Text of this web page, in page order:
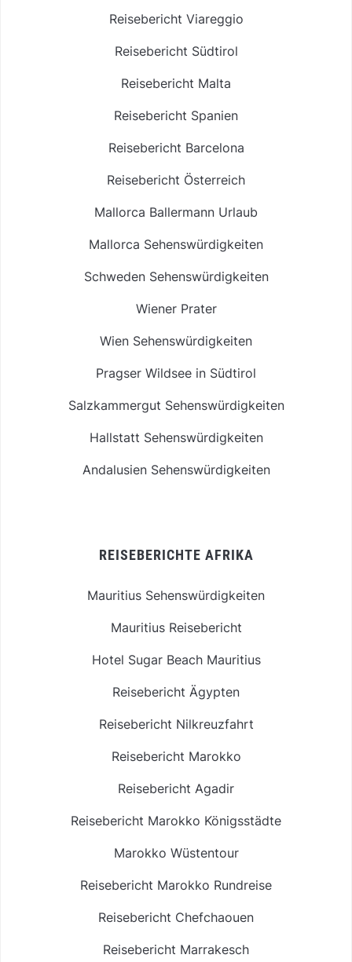
Reisebericht Viareggio
Reisebericht Südtirol
Reisebericht Malta
Reisebericht Spanien
Reisebericht Barcelona
Reisebericht Österreich
Mallorca Ballermann Urlaub
Mallorca Sehenswürdigkeiten
Schweden Sehenswürdigkeiten
Wiener Prater
Wien Sehenswürdigkeiten
Pragser Wildsee in Südtirol
Salzkammergut Sehenswürdigkeiten
Hallstatt Sehenswürdigkeiten
Andalusien Sehenswürdigkeiten
REISEBERICHTE AFRIKA
Mauritius Sehenswürdigkeiten
Mauritius Reisebericht
Hotel Sugar Beach Mauritius
Reisebericht Ägypten
Reisebericht Nilkreuzfahrt
Reisebericht Marokko
Reisebericht Agadir
Reisebericht Marokko Königsstädte
Marokko Wüstentour
Reisebericht Marokko Rundreise
Reisebericht Chefchaouen
Reisebericht Marrakesch